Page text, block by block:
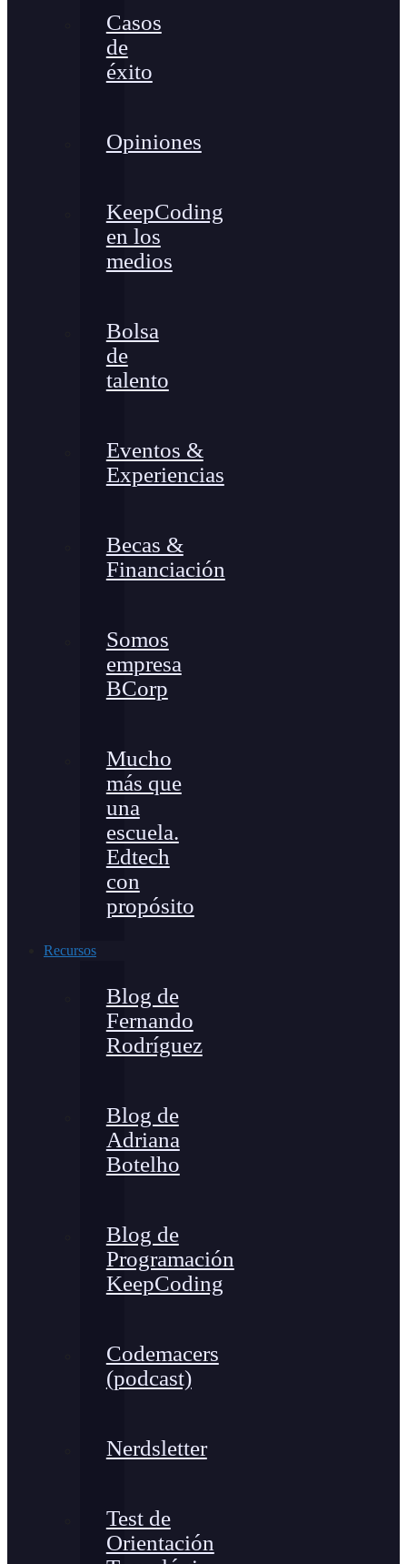
Casos
de
éxito
Opiniones
KeepCoding
en los
medios
Bolsa
de
talento
Eventos &
Experiencias
Becas &
Financiación
Somos
empresa
BCorp
Mucho
más que
una
escuela.
Edtech
con
propósito
Recursos
Blog de
Fernando
Rodríguez
Blog de
Adriana
Botelho
Blog de
Programación
KeepCoding
Codemacers
(podcast)
Nerdsletter
Test de
Orientación